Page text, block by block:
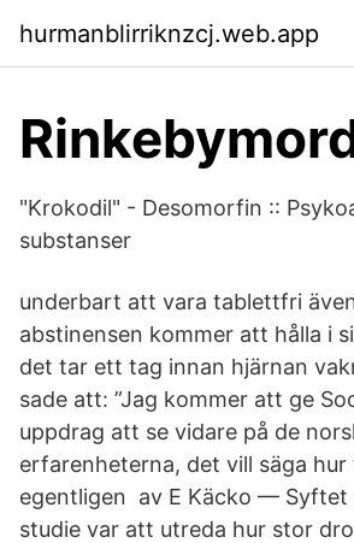
hurmanblirriknzcj.web.app
"Krokodil" - Desomorfin ::
substanser
underbart att vara tablettfri
abstinensen kommer att hålla i
det tar ett tag innan hjärnan
sade att: ”Jag kommer att ge
uppdrag att se vidare på de
erfarenheterna, det vill säga
egentligen av E Käcko — Syftet
studie var att utreda hur stor